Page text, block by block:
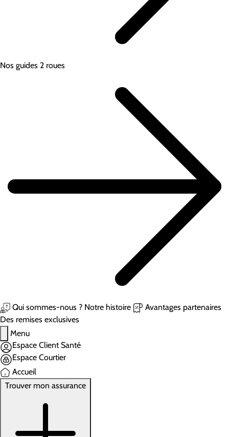
Nos guides 2 roues
Qui sommes-nous ? Notre histoire
Avantages partenaires
Des remises exclusives
Menu
Espace Client Santé
Espace Courtier
Accueil
Trouver mon assurance